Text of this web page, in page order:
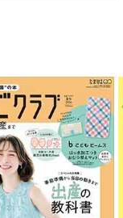
が決まってくるの
います。段取りさ
になるはずです。
だけでなく、時間
を立てることで買い
使うことができま
料理に時間をかけ
できるのでおすす
をあげることにも